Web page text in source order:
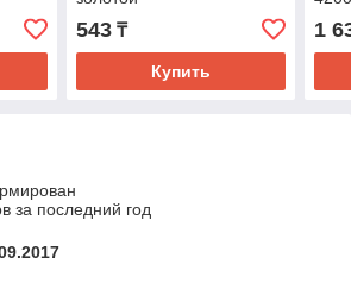
543₸
Купить
1
за последний год